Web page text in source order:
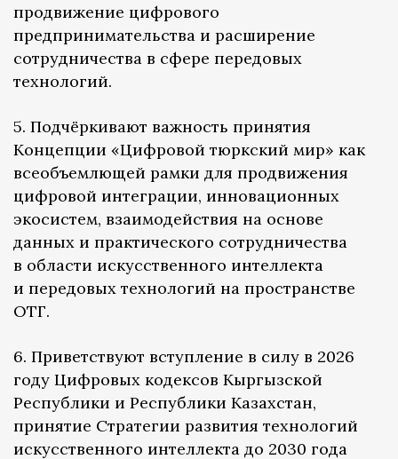
продвижение цифрового
предпринимательства и расширение
сотрудничества в сфере передовых
технологий.
5. Подчёркивают важность принятия
Концепции «Цифровой тюркский мир» как
всеобъемлющей рамки для продвижения
цифровой интеграции, инновационных
экосистем, взаимодействия на основе
данных и практического сотрудничества
в области искусственного интеллекта
и передовых технологий на пространстве
ОТГ.
6. Приветствуют вступление в силу в 2026
году Цифровых кодексов Кыргызской
Республики и Республики Казахстан,
принятие Стратегии развития технологий
искусственного интеллекта до 2030 года